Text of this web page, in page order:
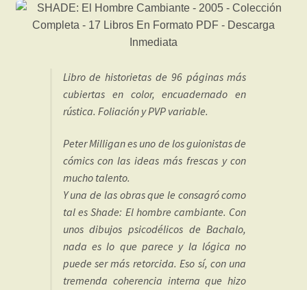
Libro de historietas de 96 páginas más
cubiertas en color, encuadernado en
rústica. Foliación y PVP variable.
Peter Milligan es uno de los guionistas de
cómics con las ideas más frescas y con
mucho talento.
Y una de las obras que le consagró como
tal es Shade: El hombre cambiante. Con
unos dibujos psicodélicos de Bachalo,
nada es lo que parece y la lógica no
puede ser más retorcida. Eso sí, con una
tremenda coherencia interna que hizo